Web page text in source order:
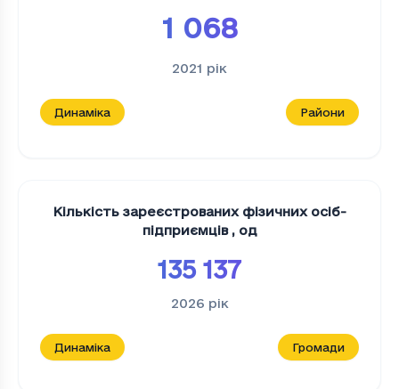
1 068
2021 рік
Динаміка Райони
Кількість зареєстрованих фізичних осіб-
підприємців , од
135 137
2026 рік
Динаміка Громади